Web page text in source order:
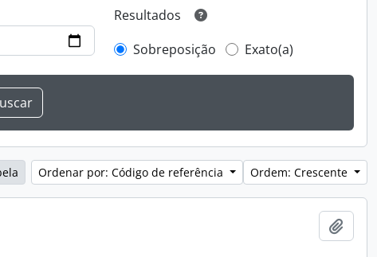
Resultados
Sobreposição
Exato(a)
Ordenar por: Código de referência Ordem: Crescente